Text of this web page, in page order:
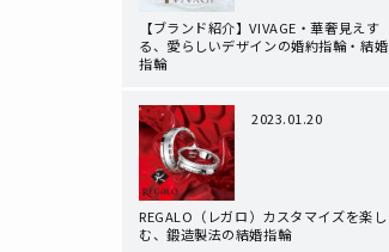
【ブランド紹介】VIVAGE・華奢見えす
る、愛らしいデザインの婚約指輪・結婚
指輪
2023.01.20
REGALO（レガロ）カスタマイズを楽し
む、鍛造製法の結婚指輪